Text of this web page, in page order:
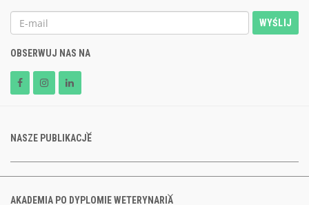
WYŚLIJ
OBSERWUJ NAS NA
NASZE PUBLIKACJE
AKADEMIA PO DYPLOMIE WETERYNARIA